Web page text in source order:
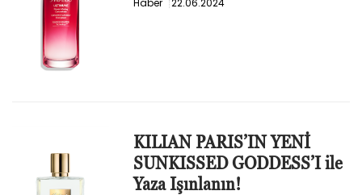
Haber 22.06.2024
KILIAN PARIS’IN YENİ
SUNKISSED GODDESS’I ile
Yaza Işınlanın!